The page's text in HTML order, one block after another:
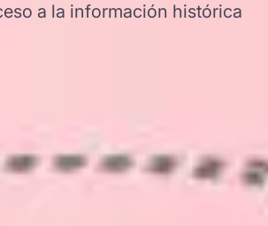
a la información histórica